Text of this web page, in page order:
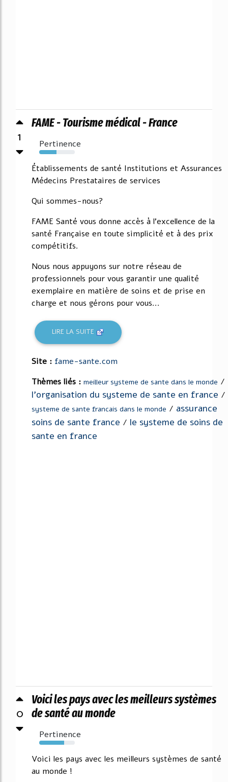
1
FAME - Tourisme médical - France
Pertinence
49%
Établissements de santé Institutions et Assurances
Médecins Prestataires de services
Qui sommes-nous?
FAME Santé vous donne accès à l'excellence de la
santé Française en toute simplicité et à des prix
compétitifs.
Nous nous appuyons sur notre réseau de
professionnels pour vous garantir une qualité
exemplaire en matière de soins et de prise en
charge et nous gérons pour vous...
LIRE LA SUITE
Site : fame-sante.com
Thèmes liés : meilleur systeme de sante dans le monde /
l'organisation du systeme de sante en france /
systeme de sante francais dans le monde / assurance
soins de sante france / le systeme de soins de
sante en france
0
Voici les pays avec les meilleurs systèmes
de santé au monde
Pertinence
70%
Voici les pays avec les meilleurs systèmes de santé
au monde !